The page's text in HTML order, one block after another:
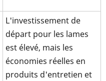
L'investissement de
départ pour les lames
est élevé, mais les
économies réelles en
produits d'entretien et